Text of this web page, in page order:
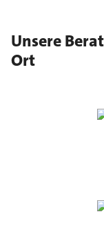
Unsere
Ort